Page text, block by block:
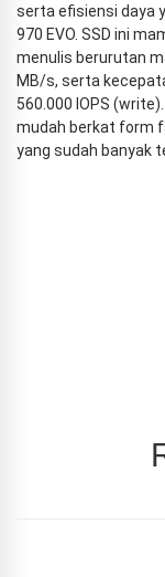
serta efisiensi daya
970 EVO. SSD ini
menulis berurutan
MB/s, serta
560.000 IOPS
mudah berkat form
yang sudah banyak